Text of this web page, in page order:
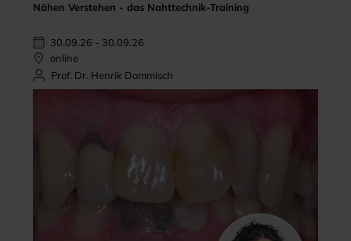
Nähen Verstehen - das Nahttechnik-Training
30.09.26 - 30.09.26
online
Prof. Dr. Henrik Dommisch